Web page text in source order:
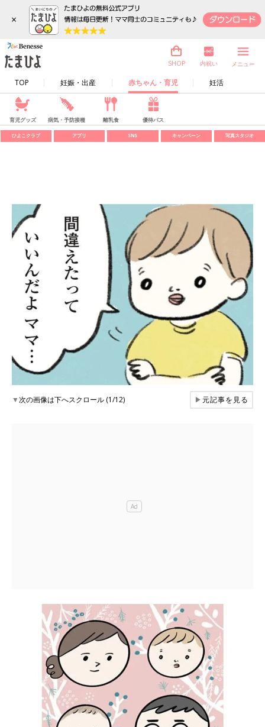
×
TOP 妊娠・出産 赤ちゃん・育児 妊活
SHOP 内祝い メニュー
育児グッズ 病気・予防接種 離乳食 優待パス
ひよこクラブ アプリ SNS キャンペーン 写真スタジオ
▼次の画像は下へスクロール (1/12) ▶元記事を見る